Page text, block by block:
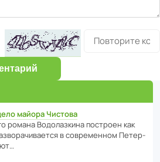
майора Чистова
романа Водо­ла­з­кина пост­роен как
в совре­менном Пете­р­